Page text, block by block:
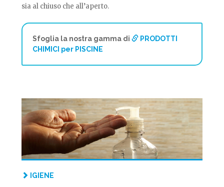
sia al chiuso che all’aperto.
Sfoglia la nostra gamma di
PRODOTTI
CHIMICI per PISCINE
IGIENE